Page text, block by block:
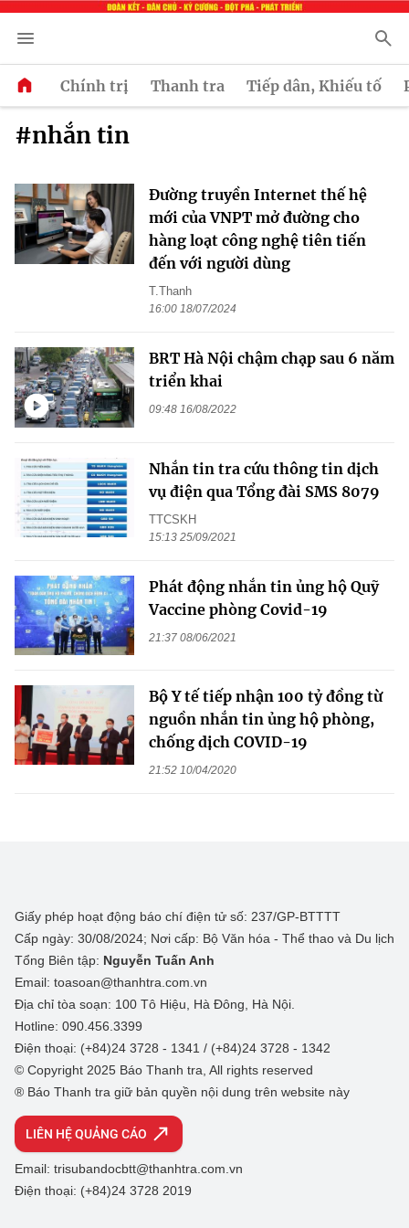
Chính trị Thanh tra Tiếp dân, Khiếu tố
#nhắn tin
Đường truyền Internet thế hệ
mới của VNPT mở đường cho
hàng loạt công nghệ tiên tiến
đến với người dùng
T.Thanh
16:00 18/07/2024
BRT Hà Nội chậm chạp sau 6 năm
triển khai
09:48 16/08/2022
Nhắn tin tra cứu thông tin dịch
vụ điện qua Tổng đài SMS 8079
TTCSKH
15:13 25/09/2021
Phát động nhắn tin ủng hộ Quỹ
Vaccine phòng Covid-19
21:37 08/06/2021
Bộ Y tế tiếp nhận 100 tỷ đồng từ
nguồn nhắn tin ủng hộ phòng,
chống dịch COVID-19
21:52 10/04/2020
Giấy phép hoạt động báo chí điện tử số: 237/GP-BTTTT
Cấp ngày: 30/08/2024; Nơi cấp: Bộ Văn hóa - Thể thao và Du lịch
Tổng Biên tập: Nguyễn Tuấn Anh
Email: toasoan@thanhtra.com.vn
Địa chỉ tòa soạn: 100 Tô Hiệu, Hà Đông, Hà Nội.
Hotline: 090.456.3399
Điện thoại: (+84)24 3728 - 1341 / (+84)24 3728 - 1342
© Copyright 2025 Báo Thanh tra, All rights reserved
® Báo Thanh tra giữ bản quyền nội dung trên website này
LIÊN HỆ QUẢNG CÁO
Email: trisubandocbtt@thanhtra.com.vn
Điện thoại: (+84)24 3728 2019